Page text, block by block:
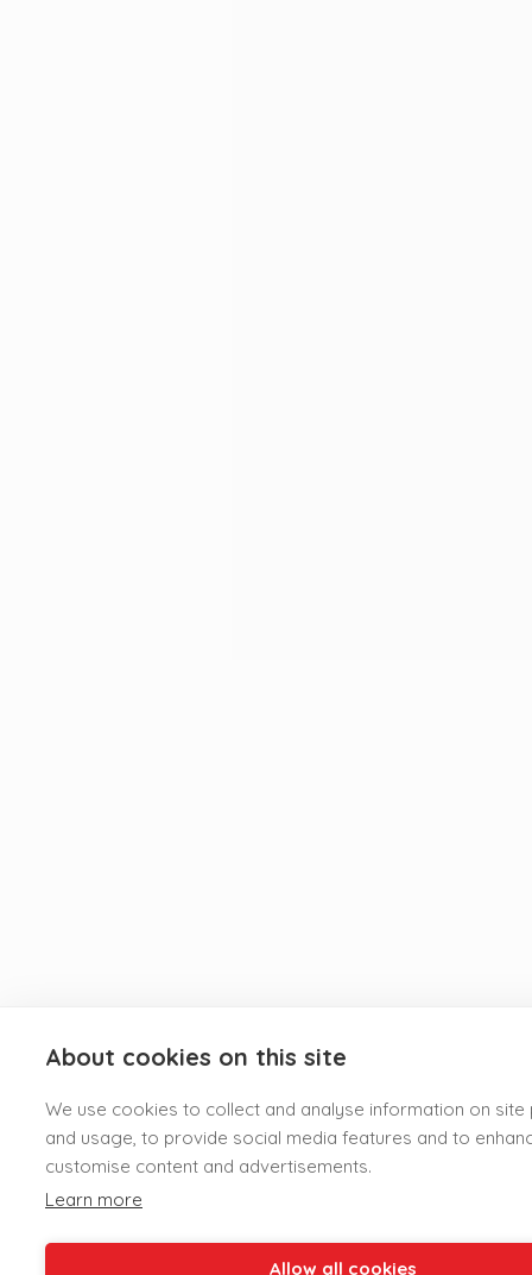
About cookies on this site
We use cookies to collect and analyse information on
and usage, to provide social media features and to
customise content and advertisements.
Learn more
Allow all cookies